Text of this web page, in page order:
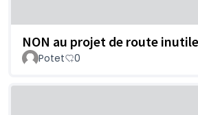
NON au projet de route inutile
Potet 0